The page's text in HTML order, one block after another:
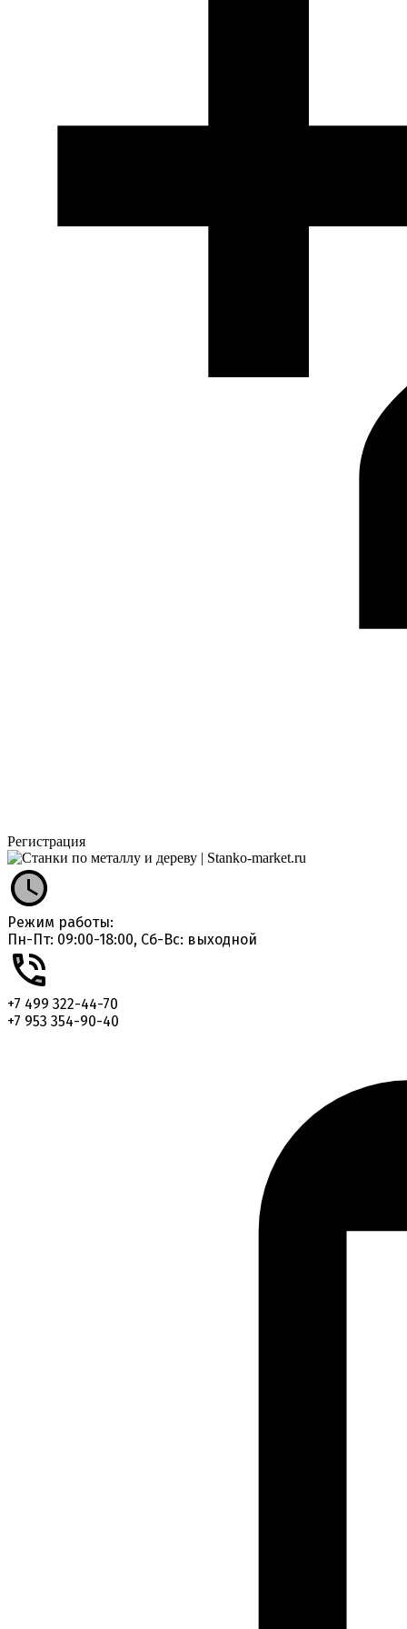
Регистрация
Режим работы:
Пн-Пт: 09:00-18:00, Сб-Вс: выходной
+7 499 322-44-70
+7 953 354-90-40